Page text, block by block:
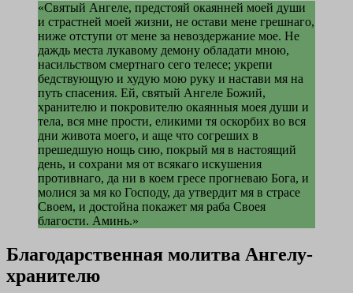
«Святый Ангеле, предстояй окаянней моей души
и страстней моей жизни, не остави мене грешнаго,
ниже отступи от мене за невоздержание мое. Не
даждь места лукавому демону обладати мною,
насильством смертнаго сего телесе; укрепи
бедствующую и худую мою руку и настави мя на
путь спасения. Ей, святый Ангеле Божий,
хранителю и покровителю окаянныя моея души и
тела, вся мне прости, еликими тя оскорбих во вся
дни живота моего, и аще что согреших в
прешедшую нощь сию, покрый мя в настоящий
день, и сохрани мя от всякаго искушения
противнаго, да ни в коем гресе прогневаю Бога, и
молися за мя ко Господу, да утвердит мя в страсе
Своем, и достойна покажет мя раба Своея
благости. Аминь.»
Благодарственная молитва Ангелу-
хранителю